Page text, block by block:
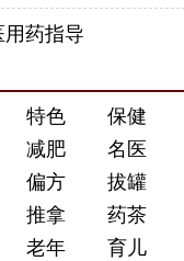
药指导
特色 保健
减肥 名医
偏方 拔罐
推拿 药茶
老年 育儿